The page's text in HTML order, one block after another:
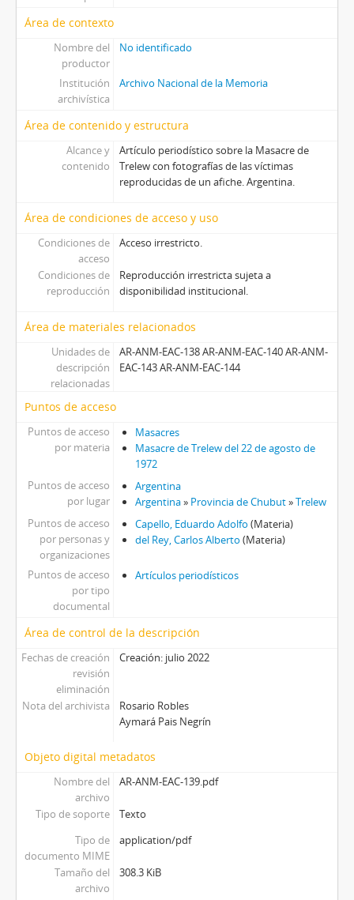
Área de contexto
Nombre del
productor
No identificado
Institución
archivística
Archivo Nacional de la Memoria
Área de contenido y estructura
Alcance y
contenido
Artículo periodístico sobre la Masacre de
Trelew con fotografías de las víctimas
reproducidas de un afiche. Argentina.
Área de condiciones de acceso y uso
Condiciones de
acceso
Acceso irrestricto.
Condiciones de
reproducción
Reproducción irrestricta sujeta a
disponibilidad institucional.
Área de materiales relacionados
Unidades de
descripción
relacionadas
AR-ANM-EAC-138 AR-ANM-EAC-140 AR-ANM-
EAC-143 AR-ANM-EAC-144
Puntos de acceso
Puntos de acceso
por materia
Masacres
Masacre de Trelew del 22 de agosto de
1972
Puntos de acceso
por lugar
Argentina
Argentina» Provincia de Chubut»Trelew
Puntos de acceso
por personas y
organizaciones
Capello, Eduardo Adolfo (Materia)
del Rey, Carlos Alberto (Materia)
Puntos de acceso
por tipo
documental
Artículos periodísticos
Área de control de la descripción
Fechas de creación
revisión
eliminación
Creación: julio 2022
Nota del archivista
Rosario Robles
Aymará Pais Negrín
Objeto digital metadatos
Nombre del
archivo
AR-ANM-EAC-139.pdf
Tipo de soporte
Texto
Tipo de
documento MIME
application/pdf
Tamaño del
archivo
308.3 KiB